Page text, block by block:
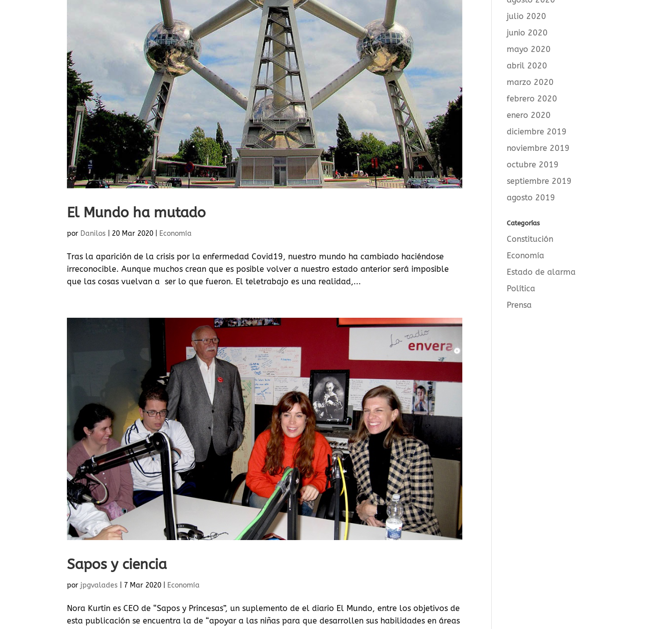
El Mundo ha mutado
por Danilos 20 Mar 2020 Economía
Tras la aparición de la crisis por la enfermedad Covid19, nuestro mundo ha cambiado haciéndose
irreconocible. Aunque muchos crean que es posible volver a nuestro estado anterior será imposible
que las cosas vuelvan a ser lo que fueron. El teletrabajo es una realidad,...
Sapos y ciencia
por jpgvalades 7 Mar 2020 Economía
Nora Kurtin es CEO de “Sapos y Princesas”, un suplemento de el diario El Mundo, entre los objetivos de
esta publicación se encuentra la de “apoyar a las niñas para que desarrollen sus habilidades en áreas
julio 2020
junio 2020
mayo 2020
abril 2020
marzo 2020
febrero 2020
enero 2020
diciembre 2019
noviembre 2019
octubre 2019
septiembre 2019
agosto 2019
Categorías
Constitución
Economía
Estado de alarma
Política
Prensa